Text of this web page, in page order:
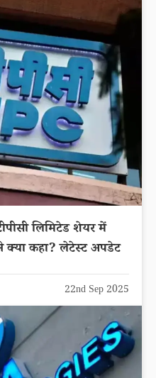
लिमिटेड शेयर में
क्या कहा? लेटेस्ट अपडेट
22nd Sep 2025